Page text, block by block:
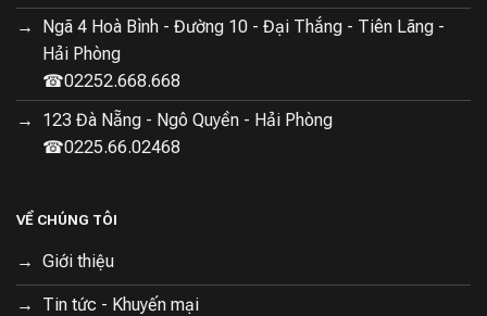
Ngã 4 Hoà Bình - Đường 10 - Đại Thắng - Tiên Lãng -
Hải Phòng
☎02252.668.668
123 Đà Nẵng - Ngô Quyền - Hải Phòng
☎0225.66.02468
VỀ CHÚNG TÔI
Giới thiệu
Tin tức - Khuyến mại